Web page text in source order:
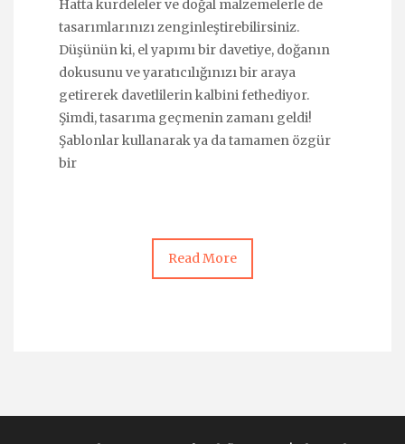
Hatta kurdeleler ve doğal malzemelerle de
tasarımlarınızı zenginleştirebilirsiniz.
Düşünün ki, el yapımı bir davetiye, doğanın
dokusunu ve yaratıcılığınızı bir araya
getirerek davetlilerin kalbini fethediyor.
Şimdi, tasarıma geçmenin zamanı geldi!
Şablonlar kullanarak ya da tamamen özgür
bir
Read More